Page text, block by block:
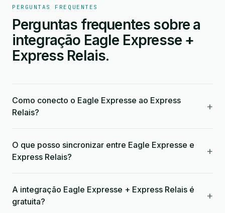
PERGUNTAS FREQUENTES
Perguntas frequentes sobre a
integração Eagle Expresse +
Express Relais.
Como conecto o Eagle Expresse ao Express
Relais?
+
O que posso sincronizar entre Eagle Expresse e
Express Relais?
+
A integração Eagle Expresse + Express Relais é
gratuita?
+